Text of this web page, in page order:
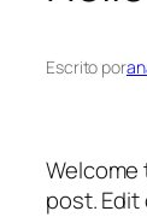
Escrito por
Welcome
post.